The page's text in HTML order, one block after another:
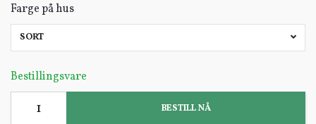
Farge på hus
SORT
Bestillingsvare
BESTILL NÅ